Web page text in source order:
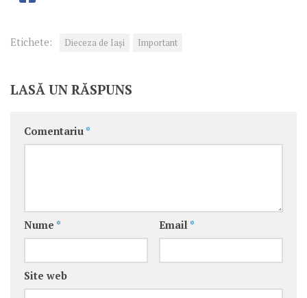
Etichete: Dieceza de Iași Important
LASĂ UN RĂSPUNS
Comentariu *
Nume * Email *
Site web